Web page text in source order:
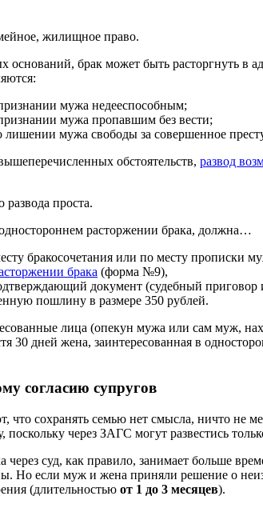
жилищное право.
брак может быть расторгнуть в
мужа недееспособным;
мужа пропавшим без вести;
лишении мужа свободы за совершенное
обстоятельств, развод
проста.
расторжении брака, должна…
бракосочетания или по месту прописки
брака (форма №9),
документ (судебный приговор
пошлину в размере 350 рублей.
лица (опекун мужа или сам муж,
30 дней жена, заинтересованная в
согласию супругов
сохранять семью нет смысла, ничто не
поскольку через ЗАГС могут развестись
через суд, как правило, занимает больше
Но если муж и жена приняли решение о
(длительностью от 1 до 3 месяцев).